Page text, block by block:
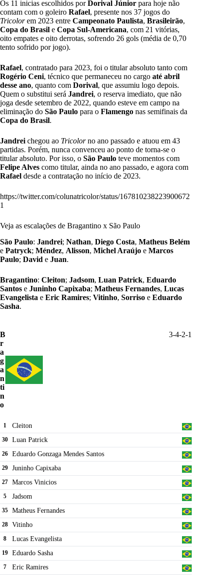
Os 11 inicias escolhidos porDorival Júnior para hoje não
contam com o goleiro Rafael, presente nos 37 jogos do
Tricolorem 2023 entre Campeonato Paulista, Brasileirão,
Copa do Brasil e Copa Sul-Americana, com 21 vitórias,
oito empates e oito derrotas, sofrendo 26 gols (média de 0,70
tento sofrido por jogo).
Rafael, contratado para 2023, foi o titular absoluto tanto com
Rogério Ceni, técnico que permaneceu no cargo até abril
desse ano, quanto com Dorival, que assumiu logo depois.
Quem o substitui será Jandrei, o reserva imediato, que não
joga desde setembro de 2022, quando esteve em campo na
eliminação do São Paulo para o Flamengo nas semifinais da
Copa do Brasil.
Jandrei chegou ao Tricolorno ano passado e atuou em 43
partidas. Porém, nunca convenceu ao ponto de torna-se o
titular absoluto. Por isso, o São Paulo teve momentos com
Felipe Alves como titular, ainda no ano passado, e agora com
Rafael desde a contratação no início de 2023.
https://twitter.com/colunatricolor/status/167810238223900672
1
Veja as escalações de Bragantino x São Paulo
São Paulo: Jandrei; Nathan, Diego Costa, Matheus Belém
e Patryck; Méndez, Alisson, Michel Araújo e Marcos
Paulo; David e Juan.
Bragantino: Cleiton; Jadsom, Luan Patrick, Eduardo
Santos e Juninho Capixaba; Matheus Fernandes, Lucas
Evangelista e Eric Ramires; Vitinho, Sorriso e Eduardo
Sasha.
B
r
a
g
a
n
ti
n
o
3-4-2-1
1 Cleiton
30 Luan Patrick
26 Eduardo Gonzaga Mendes Santos
29 Juninho Capixaba
27 Marcos Vinicios
5 Jadsom
35 Matheus Fernandes
28 Vitinho
8 Lucas Evangelista
19 Eduardo Sasha
7 Eric Ramires